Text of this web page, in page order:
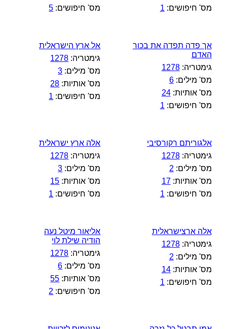
מס' חיפושים: 1
מס' חיפושים: 5
אך פדה תפדה את בכור
האדם
גימטריה:1278
מס' מילים:6
מס' אותיות:24
מס' חיפושים: 1
אל ארץ הישראלית
גימטריה: 1278
מס' מילים: 3
מס' אותיות: 28
מס' חיפושים: 1
אלגוריתם רקורסיבי
גימטריה:1278
מס' מילים: 2
מס' אותיות:17
מס' חיפושים: 1
אלה ארץ ישראלית
גימטריה: 1278
מס' מילים: 3
מס' אותיות: 15
מס' חיפושים: 1
אלה ארצישראלית
גימטריה:1278
מס' מילים: 2
מס' אותיות:14
מס' חיפושים: 1
אליאור מיטל נעה
הודיה שילת לוי
גימטריה: 1278
מס' מילים: 6
מס' אותיות: 55
מס' חיפושים: 2